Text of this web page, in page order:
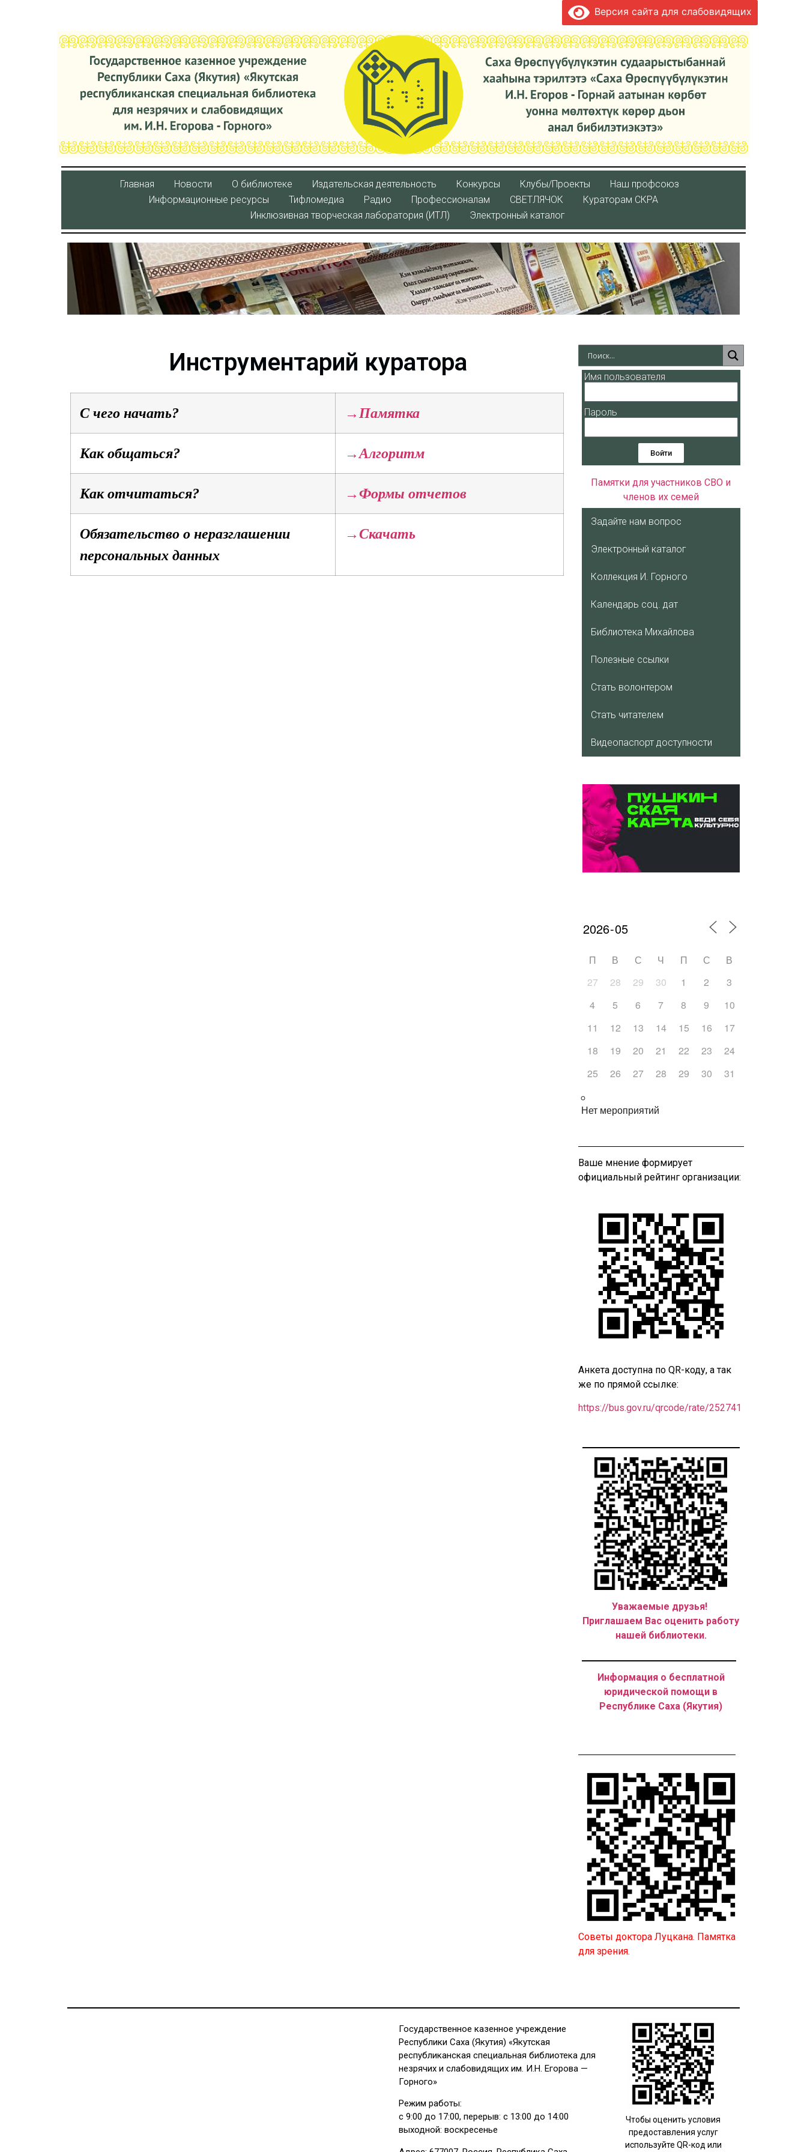
Версия сайта для слабовидящих
Главная Новости О библиотеке Издательская деятельность Конкурсы Клубы/Проекты
Наш профсоюз
Информационные ресурсы
Тифломедиа Радио Профессионалам СВЕТЛЯЧОК
Кураторaм СКРА
Инклюзивная творческая лаборатория (ИТЛ)
Электронный каталог
Инструментарий куратора
С чего начать? →Памятка
Как общаться? →Алгоритм
Как отчитаться? →Формы отчетов
Обязательство о неразглашении
персональных данных
→Скачать
Имя пользователя
Пароль
Войти
Памятки для участников СВО и
членов их семей
Задайте нам вопрос
Электронный каталог
Коллекция И. Горного
Календарь соц. дат
Библиотека Михайлова
Полезные ссылки
Стать волонтером
Стать читателем
Видеопаспорт доступности
П В С Ч П С
В
27
28 29 30 1 2
3
4
5 6 7 8 9
10
11
12 13 14 15 16
17
18
19 20 21 22 23
24
25
26 27 28 29 30 31
Нет мероприятий
Ваше мнение формирует
официальный рейтинг организации:
Анкета доступна по QR-коду, а так
же по прямой ссылке:
https://bus.gov.ru/qrcode/rate/252741
Уважаемые друзья!
Приглашаем Вас оценить работу
нашей библиотеки.
Информация о бесплатной
юридической помощи в
Республике Саха (Якутия)
Советы доктора Луцкана. Памятка
для зрения.
Государственное казенное учреждение
Республики Саха (Якутия) «Якутская
республиканская специальная библиотека для
незрячих и слабовидящих им. И.Н. Егорова —
Горного»
Режим работы:
с 9:00 до 17:00, перерыв: с 13:00 до 14:00
выходной: воскресенье
Чтобы оценить условия
предоставления услуг
используйте QR-код или